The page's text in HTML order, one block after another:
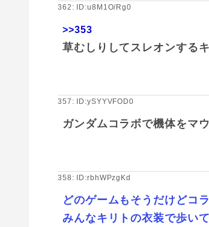
362: ID:u8M1O/Rg0
>>353
草むしりしてスレオンする
357: ID:ySYYVFOD0
ガンダムコラボで機体をマ
358: ID:rbhWPzgKd
どのゲームもそうだけどコ
みんなキリトの衣装で歩い